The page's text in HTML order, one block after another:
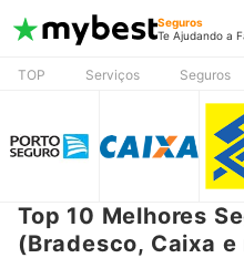
Seguros
Te Ajudando a
TOP Serviços Seguros
Top 10 Melhores
(Bradesco, Caixa e